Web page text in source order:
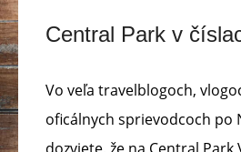
Central Park v
Vo veľa travelblogoch,
oficálnych sprievodcoch po